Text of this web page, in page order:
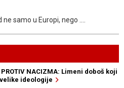
samo u Europi, nego ....
PROTIV NACIZMA: Limeni doboš koji
ideologije